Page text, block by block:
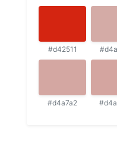
#d42511
#d4a7a2